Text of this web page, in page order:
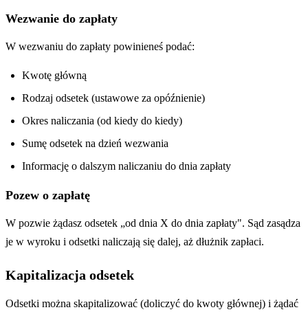
Wezwanie do zapłaty
W wezwaniu do zapłaty powinieneś podać:
Kwotę główną
Rodzaj odsetek (ustawowe za opóźnienie)
Okres naliczania (od kiedy do kiedy)
Sumę odsetek na dzień wezwania
Informację o dalszym naliczaniu do dnia zapłaty
Pozew o zapłatę
W pozwie żądasz odsetek „od dnia X do dnia zapłaty". Sąd zasądza
je w wyroku i odsetki naliczają się dalej, aż dłużnik zapłaci.
Kapitalizacja odsetek
Odsetki można skapitalizować (doliczyć do kwoty głównej) i żądać